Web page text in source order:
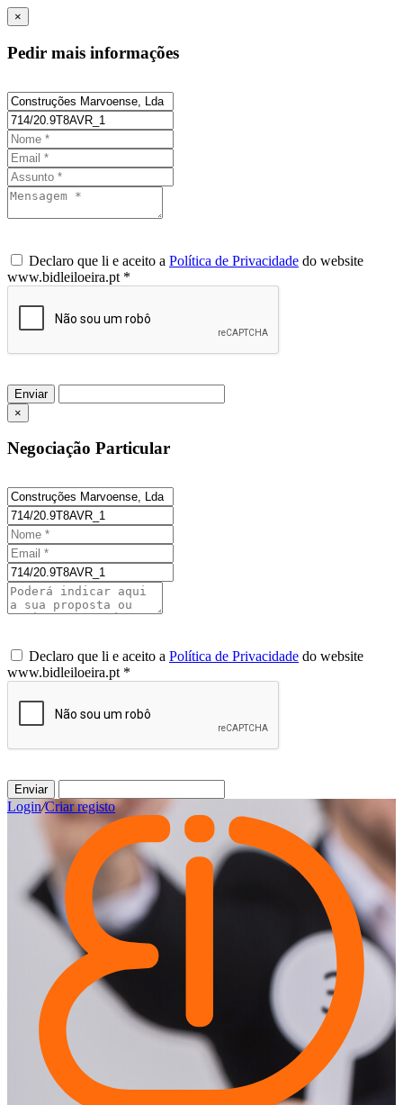
×
Pedir mais informações
Declaro que li e aceito a Política de Privacidade do website
www.bidleiloeira.pt *
Enviar
×
Negociação Particular
Declaro que li e aceito a Política de Privacidade do website
www.bidleiloeira.pt *
Enviar
Login/Criar registo